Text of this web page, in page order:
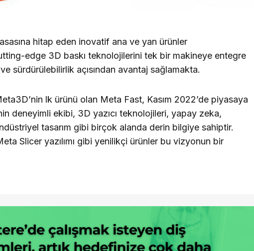
hitap eden inovatif ana ve yan ürünler
edge 3D baskı teknolojilerini tek bir makineye entegre
sürdürülebilirlik açısından avantaj sağlamakta.
lk ürünü olan Meta Fast, Kasım 2022’de piyasaya
deneyimli ekibi, 3D yazıcı teknolojileri, yapay zeka,
tasarım gibi birçok alanda derin bilgiye sahiptir.
Slicer yazılımı gibi yenilikçi ürünler bu vizyonun bir